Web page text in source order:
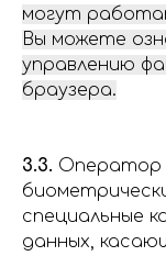
могут
Вы можете
управлению
браузера.
3.3. Оператор
специальные
данных,